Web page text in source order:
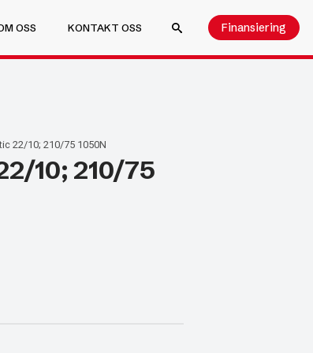
OSS
KONTAKT OSS
Finansiering
22/10; 210/75 1050N
10; 210/75